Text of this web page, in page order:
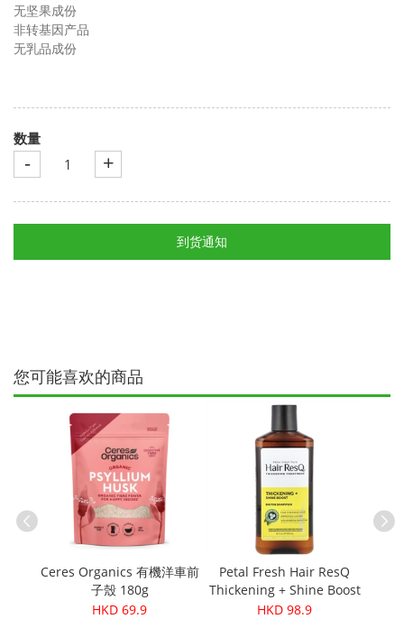
无坚果成份
非转基 因产品
无乳品成份
数量
- +
到货通知
您可能喜欢的商品
Ceres Organics 有機洋車前
子殼 180g
HKD 69.9
Petal Fresh Hair ResQ
Thickening + Shine Boost
Shampoo 12oz
HKD 98.9